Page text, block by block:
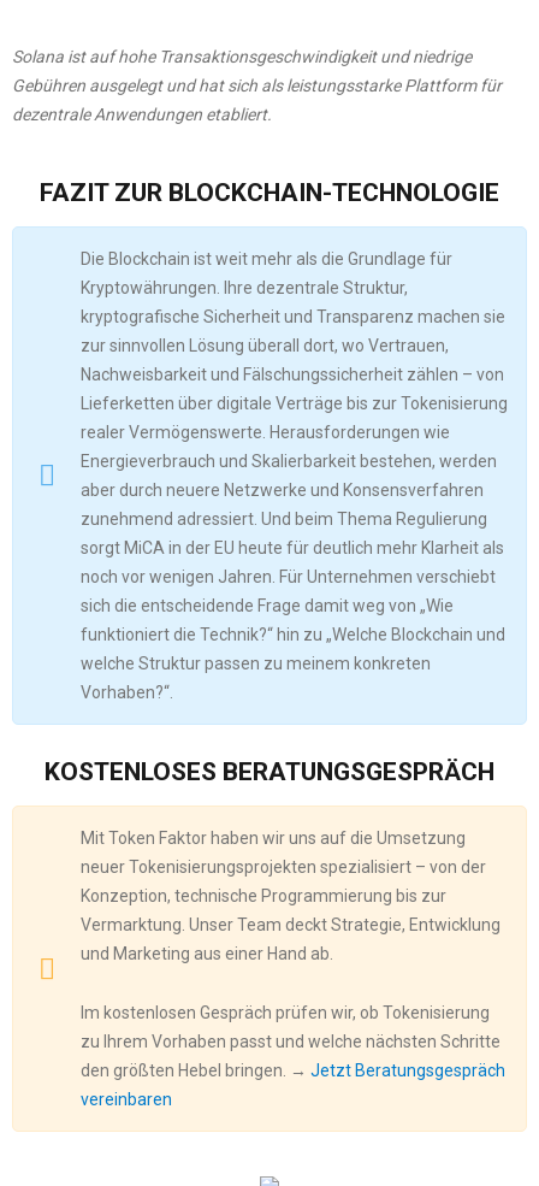
Solana ist auf hohe Transaktionsgeschwindigkeit und niedrige
Gebühren ausgelegt und hat sich als leistungsstarke Plattform für
dezentrale Anwendungen etabliert.
FAZIT ZUR BLOCKCHAIN-TECHNOLOGIE
Die Blockchain ist weit mehr als die Grundlage für
Kryptowährungen. Ihre dezentrale Struktur,
kryptografische Sicherheit und Transparenz machen sie
zur sinnvollen Lösung überall dort, wo Vertrauen,
Nachweisbarkeit und Fälschungssicherheit zählen – von
Lieferketten über digitale Verträge bis zur Tokenisierung
realer Vermögenswerte. Herausforderungen wie
Energieverbrauch und Skalierbarkeit bestehen, werden
aber durch neuere Netzwerke und Konsensverfahren
zunehmend adressiert. Und beim Thema Regulierung
sorgt MiCA in der EU heute für deutlich mehr Klarheit als
noch vor wenigen Jahren. Für Unternehmen verschiebt
sich die entscheidende Frage damit weg von „Wie
funktioniert die Technik?“ hin zu „Welche Blockchain und
welche Struktur passen zu meinem konkreten
Vorhaben?“.
KOSTENLOSES BERATUNGSGESPRÄCH
Mit Token Faktor haben wir uns auf die Umsetzung
neuer Tokenisierungsprojekten spezialisiert – von der
Konzeption, technische Programmierung bis zur
Vermarktung. Unser Team deckt Strategie, Entwicklung
und Marketing aus einer Hand ab.
Im kostenlosen Gespräch prüfen wir, ob Tokenisierung
zu Ihrem Vorhaben passt und welche nächsten Schritte
den größten Hebel bringen. → Jetzt Beratungsgespräch
vereinbaren